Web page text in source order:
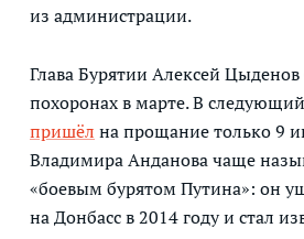
из администрации.
Глава Бурятии Алексей
похоронах в марте. В
пришёл на прощание только 9
Владимира Анданова чаще
«боевым бурятом Путина»: он
на Донбасс в 2014 году и стал